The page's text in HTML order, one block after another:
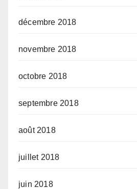
décembre 2018
novembre 2018
octobre 2018
septembre 2018
août 2018
juillet 2018
juin 2018